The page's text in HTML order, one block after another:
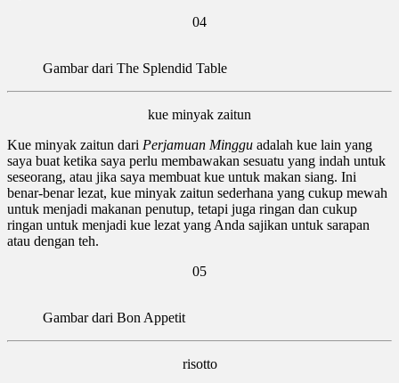
04
Gambar dari The Splendid Table
kue minyak zaitun
Kue minyak zaitun dari Perjamuan Minggu adalah kue lain yang
saya buat ketika saya perlu membawakan sesuatu yang indah untuk
seseorang, atau jika saya membuat kue untuk makan siang. Ini
benar-benar lezat, kue minyak zaitun sederhana yang cukup mewah
untuk menjadi makanan penutup, tetapi juga ringan dan cukup
ringan untuk menjadi kue lezat yang Anda sajikan untuk sarapan
atau dengan teh.
05
Gambar dari Bon Appetit
risotto